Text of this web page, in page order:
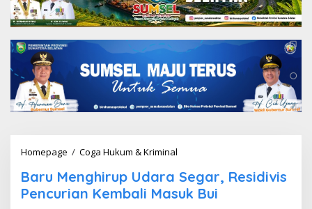
Homepage / Coga Hukum & Kriminal
r
u
M
Baru Menghirup Udara Segar, Residivis
Pencurian Kembali Masuk Bui